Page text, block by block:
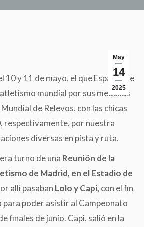
May
14
2025
10 y 11 de mayo, el que España fue
mundial por sus medallas
de Relevos, con las chicas
respectivamente, por nuestra
diversas en pista y ruta.
turno de una Reunión de la
de Madrid, en el Estadio de
allí pasaban Lolo y Capi, con el fin
para poder asistir al Campeonato
finales de junio. Capi, salió en la